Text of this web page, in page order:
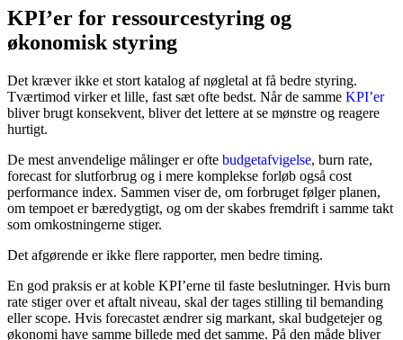
KPI’er for ressourcestyring og
økonomisk styring
Det kræver ikke et stort katalog af nøgletal at få bedre styring.
Tværtimod virker et lille, fast sæt ofte bedst. Når de samme KPI’er
bliver brugt konsekvent, bliver det lettere at se mønstre og reagere
hurtigt.
De mest anvendelige målinger er ofte budgetafvigelse, burn rate,
forecast for slutforbrug og i mere komplekse forløb også cost
performance index. Sammen viser de, om forbruget følger planen,
om tempoet er bæredygtigt, og om der skabes fremdrift i samme takt
som omkostningerne stiger.
Det afgørende er ikke flere rapporter, men bedre timing.
En god praksis er at koble KPI’erne til faste beslutninger. Hvis burn
rate stiger over et aftalt niveau, skal der tages stilling til bemanding
eller scope. Hvis forecastet ændrer sig markant, skal budgetejer og
økonomi have samme billede med det samme. På den måde bliver